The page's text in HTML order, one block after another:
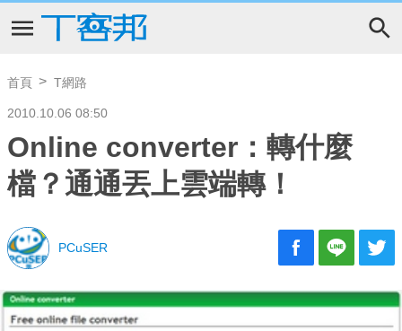
首頁 T網路
2010.10.06 08:50
Online converter：轉什麼
檔？通通丟上雲端轉！
PCuSER